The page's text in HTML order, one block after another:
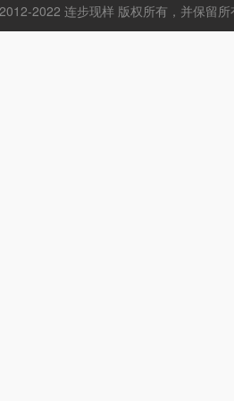
2022 连步现样 版权所有，并保留